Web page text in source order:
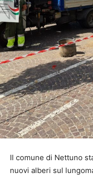
Il comune di Nettuno
nuovi alberi sul